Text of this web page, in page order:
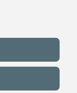
ГАЛЕРЕЯ